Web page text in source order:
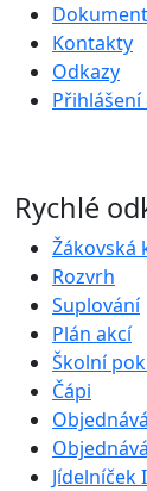
Kontakty
Odkazy
Rychlé
Žákovská
Rozvrh
Suplování
Plán akcí
Školní
Čápi
Jídelníček